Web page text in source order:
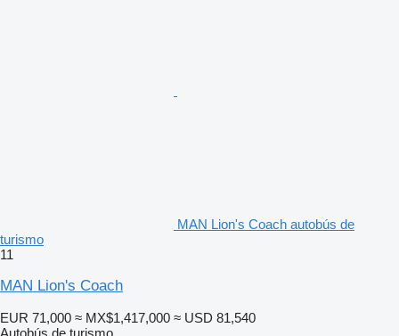
MAN Lion's Coach autobús de
turismo
11
MAN Lion's Coach
EUR 71,000 ≈ MX$1,417,000 ≈ USD 81,540
Autobús de turismo